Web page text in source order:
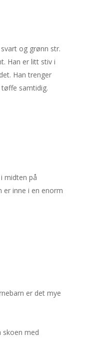
og grønn str.
Han er litt stiv i
Han trenger
samtidig.
midten på
er inne i en enorm
er det mye
skoen med